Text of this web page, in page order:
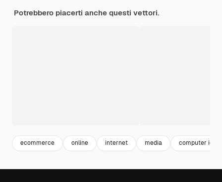
Potrebbero piacerti anche questi vettori.
ecommerce online internet media computer icon